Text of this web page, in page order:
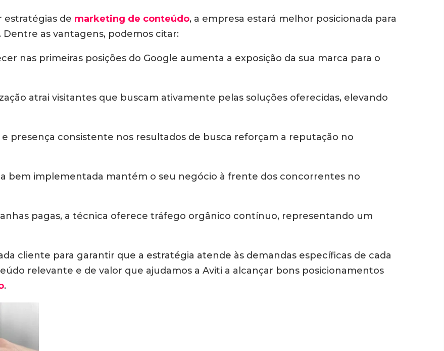
estratégias de marketing de conteúdo, a empresa estará melhor posicionada para
as vantagens, podemos citar:
nas primeiras posições do Google aumenta a exposição da sua marca para o
atrai visitantes que buscam ativamente pelas soluções oferecidas, elevando
presença consistente nos resultados de busca reforçam a reputação no
bem implementada mantém o seu negócio à frente dos concorrentes no
pagas, a técnica oferece tráfego orgânico contínuo, representando um
cliente para garantir que a estratégia atende às demandas específicas de cada
relevante e de valor que ajudamos a Aviti a alcançar bons posicionamentos
.